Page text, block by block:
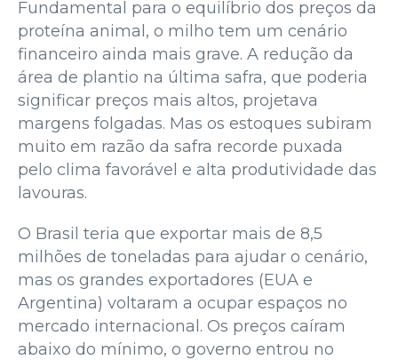
Fundamental para o equilíbrio dos preços da
proteína animal, o milho tem um cenário
financeiro ainda mais grave. A redução da
área de plantio na última safra, que poderia
significar preços mais altos, projetava
margens folgadas. Mas os estoques subiram
muito em razão da safra recorde puxada
pelo clima favorável e alta produtividade das
lavouras.
O Brasil teria que exportar mais de 8,5
milhões de toneladas para ajudar o cenário,
mas os grandes exportadores (EUA e
Argentina) voltaram a ocupar espaços no
mercado internacional. Os preços caíram
abaixo do mínimo, o governo entrou no